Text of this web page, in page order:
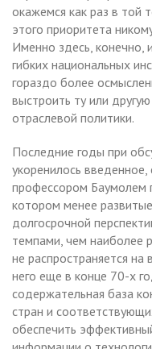
окажемся как раз в той
этого приоритета
Именно здесь, конечно,
гибких национальных
гораздо более
выстроить ту или
отраслевой политики.
Последние годы при
укоренилось введенное,
профессором Баумолем
котором менее
долгосрочной
темпами, чем наиболее
не распространяется
него еще в конце 70-х
содержательная база
стран и
обеспечить